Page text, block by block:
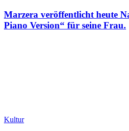
Marzera veröffentlicht heute
Piano Version“ für seine Frau.
Kultur